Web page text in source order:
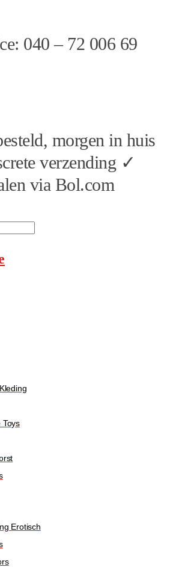
040 – 72 006 69
morgen in huis
verzending ✓
via Bol.com
Toys
Erotisch